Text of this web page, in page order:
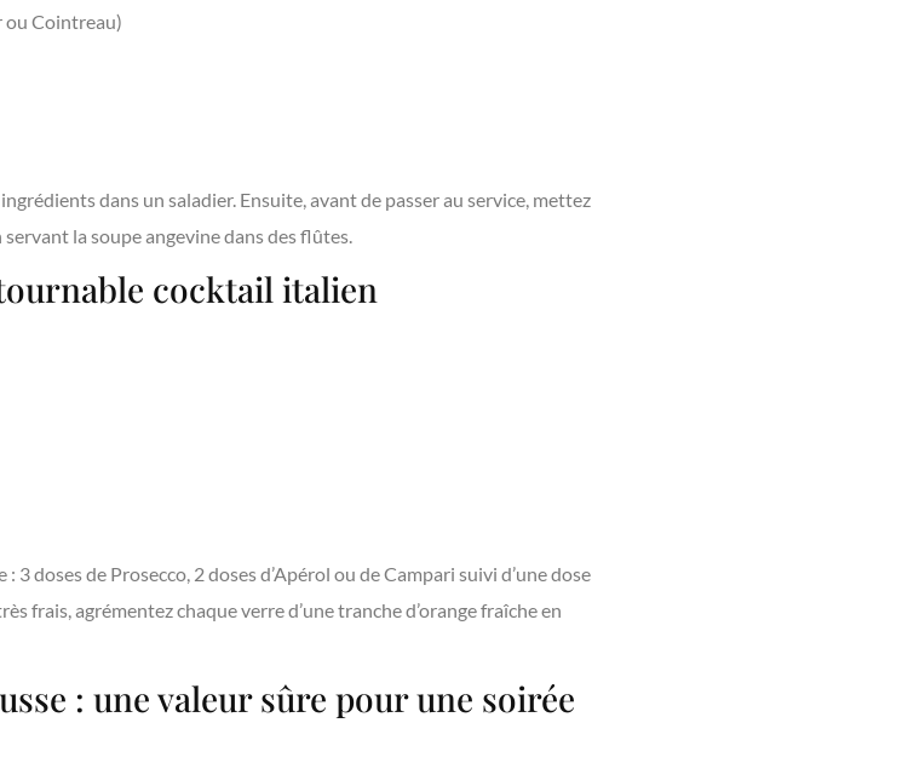
ou Cointreau)
dans un saladier. Ensuite, avant de passer au service, mettez
la soupe angevine dans des flûtes.
cocktail italien
doses de Prosecco, 2 doses d’Apérol ou de Campari suivi d’une dose
frais, agrémentez chaque verre d’une tranche d’orange fraîche en
: une valeur sûre pour une soirée